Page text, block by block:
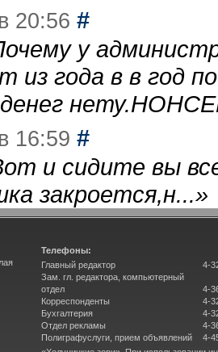
20:56 #
у
из года в в год
денег
16:59 #
и сидите вы
закроется,н...»
Телефоны:
Главный редактор
Зам. гл. редактора, компьютерный
отдел
Корреспонденты
Бухгалтерия
Отдел рекламы
Полиграфуслуги, прием объявлений
4-
4-
4-
4-
4-
4-